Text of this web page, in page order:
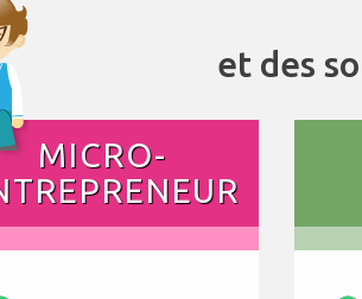
et des
MICRO-